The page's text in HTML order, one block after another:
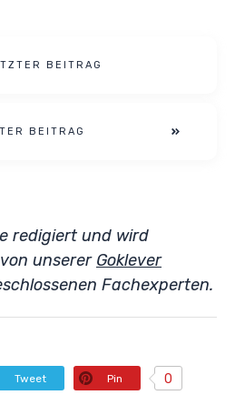
BEITRAG
BEITRAG
redigiert und wird
unserer Goklever
Fachexperten.
Tweet Pin 0